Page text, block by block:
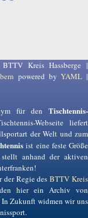
Kreis Hassberge |
powered byYAML |
für den Tischtennis-
Webseite liefert
der Welt und zum
ist eine feste Größe
anhand der aktiven
der Regie desBTTV Kreis
hier ein Archiv von
In Zukunft widmen wir uns